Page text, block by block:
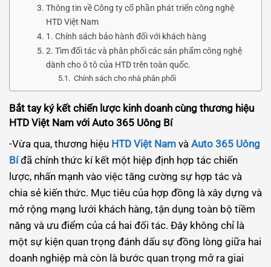
Thông tin về Công ty cổ phần phát triển công nghệ
HTD Việt Nam
1. Chính sách bảo hành đối với khách hàng
2. Tìm đối tác và phân phối các sản phẩm công nghệ
dành cho ô tô của HTD trên toàn quốc.
Chính sách cho nhà phân phối
Bắt tay ký kết chiến lược kinh doanh cùng thương hiệu
HTD Việt Nam với Auto 365 Uông Bí
-Vừa qua, thương hiệu HTD Việt Nam và Auto 365 Uông
Bíđã chính thức kí kết một hiệp định hợp tác chiến
lược, nhấn mạnh vào việc tăng cường sự hợp tác và
chia sẻ kiến thức. Mục tiêu của hợp đồng là xây dựng và
mở rộng mạng lưới khách hàng, tận dụng toàn bộ tiềm
năng và ưu điểm của cả hai đối tác. Đây không chỉ là
một sự kiện quan trọng đánh dấu sự đồng lòng giữa hai
doanh nghiệp mà còn là bước quan trọng mở ra giai